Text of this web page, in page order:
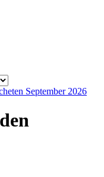
September 2026